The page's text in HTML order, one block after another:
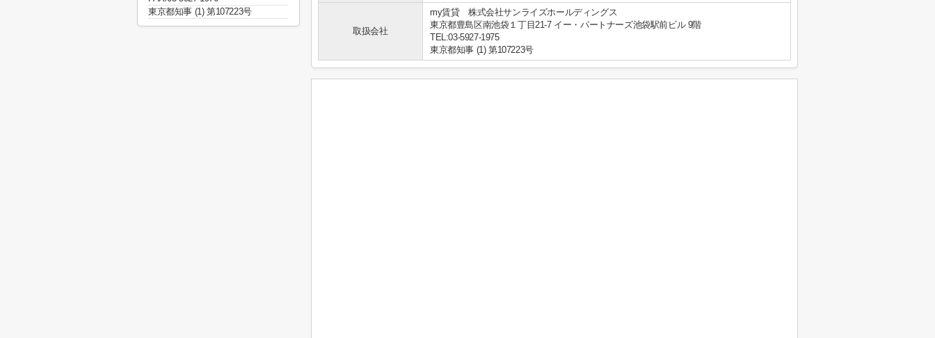
取扱会社
my賃貸 株式会社サンライズホールディングス
東京都豊島区南池袋１丁目21-7 イー・パートナーズ池袋駅前ビル 9階
TEL:03-5927-1975
東京都知事 (1) 第107223号
東京都知事 (1) 第107223号